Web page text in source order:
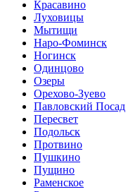
Красавино
Луховицы
Мытищи
Наро-Фоминск
Ногинск
Одинцово
Озеры
Орехово-Зуево
Павловский Посад
Пересвет
Подольск
Протвино
Пушкино
Пущино
Раменское